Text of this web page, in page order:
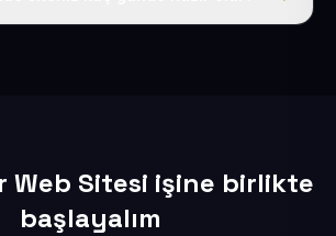
Web Sitesi işine birlikte
başlayalım